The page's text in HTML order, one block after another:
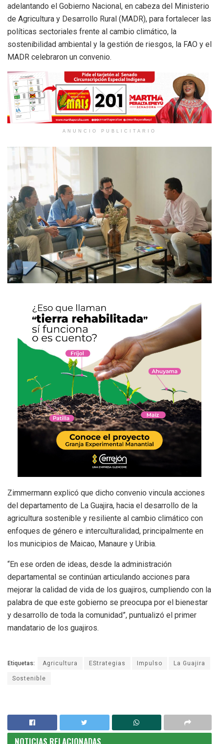
adelantando el Gobierno Nacional, en cabeza del Ministerio
de Agricultura y Desarrollo Rural (MADR), para fortalecer las
políticas sectoriales frente al cambio climático, la
sostenibilidad ambiental y la gestión de riesgos, la FAO y el
MADR celebraron un convenio.
ANUNCIO PUBLICITARIO
Zimmermann explicó que dicho convenio vincula acciones
del departamento de La Guajira, hacia el desarrollo de la
agricultura sostenible y resiliente al cambio climático con
enfoques de género e interculturalidad, principalmente en
los municipios de Maicao, Manaure y Uribia.
“En ese orden de ideas, desde la administración
departamental se continúan articulando acciones para
mejorar la calidad de vida de los guajiros, cumpliendo con la
palabra de que este gobierno se preocupa por el bienestar
y desarrollo de toda la comunidad”, puntualizó el primer
mandatario de los guajiros.
Etiquetas: Agricultura EStrategias Impulso
La Guajira
Sostenible
NOTICIAS RELACIONADAS